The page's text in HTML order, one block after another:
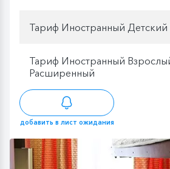
Тариф Иностранный
Тариф Иностранный
Расширенный
добавить в лист ожидания